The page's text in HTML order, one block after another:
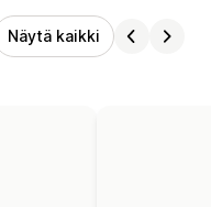
Näytä kaikki